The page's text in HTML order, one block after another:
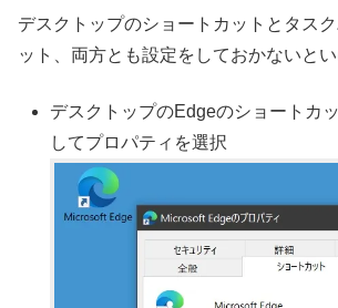
デスクトップのショートカットとタス
ット、両方とも設定をしておかないとい
デスクトップのEdgeのショートカ
してプロパティを選択